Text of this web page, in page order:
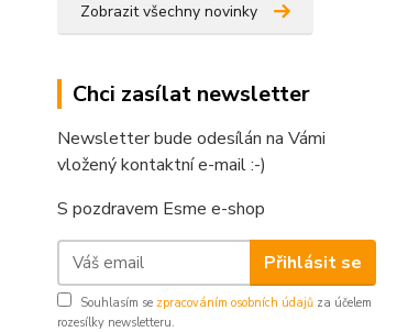
Zobrazit všechny novinky
Chci zasílat newsletter
Newsletter bude odesílán na Vámi
vložený kontaktní e-mail :-)
S pozdravem Esme e-shop
Přihlásit se
Souhlasím se zpracováním osobních údajů za účelem
rozesílky newsletteru.